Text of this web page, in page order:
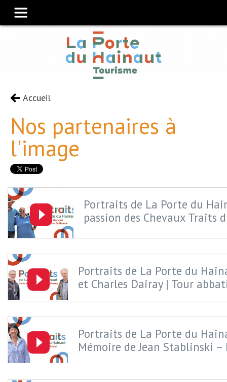
Accueil
Nos partenaires à
l'image
Portraits de La Porte du
passion des Chevaux Traits
Portraits de La Porte du
et Charles Dairay | Tour
Portraits de La Porte du
Mémoire de Jean Stablinski –